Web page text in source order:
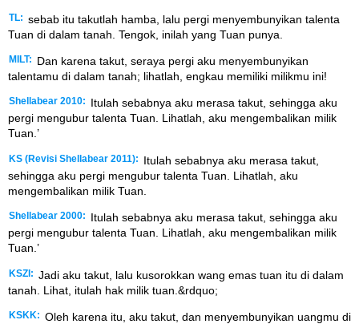
TL: sebab itu takutlah hamba, lalu pergi menyembunyikan talenta
Tuan di dalam tanah. Tengok, inilah yang Tuan punya.
MILT:
Dan karena takut, seraya pergi aku menyembunyikan
talentamu di dalam tanah; lihatlah, engkau memiliki milikmu ini!
Shellabear 2010:
Itulah sebabnya aku merasa takut, sehingga aku
pergi mengubur talenta Tuan. Lihatlah, aku mengembalikan milik
Tuan.’
KS (Revisi Shellabear 2011):
Itulah sebabnya aku merasa takut,
sehingga aku pergi mengubur talenta Tuan. Lihatlah, aku
mengembalikan milik Tuan.
Shellabear 2000:
Itulah sebabnya aku merasa takut, sehingga aku
pergi mengubur talenta Tuan. Lihatlah, aku mengembalikan milik
Tuan.’
KSZI: Jadi aku takut, lalu kusorokkan wang emas tuan itu di dalam
tanah. Lihat, itulah hak milik tuan.&rdquo;
KSKK: Oleh karena itu, aku takut, dan menyembunyikan uangmu di